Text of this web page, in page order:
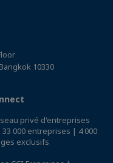
10330
privé d'entreprises
000 entreprises | 4 000
exclusifs